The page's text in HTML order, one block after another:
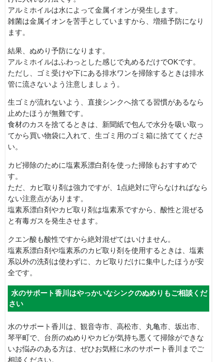
アルミホイルは水によって金属イオンが発生します。
雑菌は金属イオンを苦手としていますから、増殖予防になり
ます。
結果、ぬめり予防になります。
アルミホイルはふわっとした感じで丸めるだけでOKです。
ただし、ゴミ受けや下にある排水ワンを掃除するときは排水
管に流さないよう注意しましょう。
生ゴミが流れないよう、直接シンクへ捨てる習慣があるなら
止めたほうが無難です。
食材のカスを捨てるときは、新聞紙で包んで水分を吸い取っ
てから買い物袋に入れて、生ゴミ用のゴミ箱に捨ててくださ
い。
カビ掃除のために塩素系漂白剤を使った掃除もおすすめで
す。
ただ、カビ取り剤は強力ですが、1点絶対に守らなければなら
ない注意点があります。
塩素系漂白剤やカビ取り剤は塩素系ですから、酸性と混ぜる
と有毒ガスを発生させます。
クエン酸も酸性ですから絶対混ぜてはいけません。
塩素系漂白剤や塩素系のカビ取り剤を使用するときは、塩素
系以外の洗剤は使わずに、カビ取りだけに集中したほうが安
全です。
水のサポート香川はやっかいなシンクのぬめりもご相談くだ
さい
水のサポート香川は、観音寺市、高松市、丸亀市、坂出市、
琴平町で、台所のぬめりやカビが気持ち悪くて掃除ができな
いお悩みのある方は、ぜひお気軽に水のサポート香川までご
相談ください。